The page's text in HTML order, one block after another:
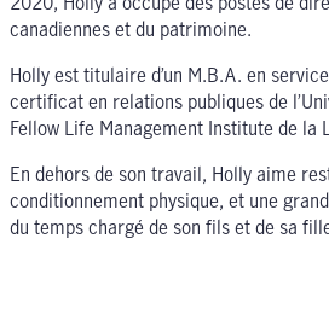
canadiennes et du patrimoine.
Holly est titulaire d’un M.B.A. en
certificat en relations publiques de
Fellow Life Management Institute de
En dehors de son travail, Holly aime
conditionnement physique, et une
du temps chargé de son fils et de sa